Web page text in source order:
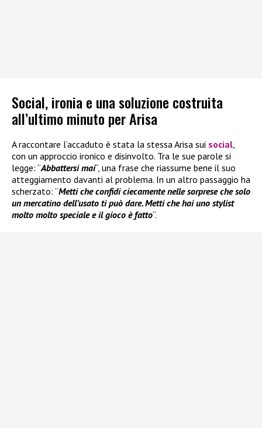
Social, ironia e una soluzione costruita
all’ultimo minuto per Arisa
A raccontare l’accaduto è stata la stessa Arisa sui social,
con un approccio ironico e disinvolto. Tra le sue parole si
legge: “Abbattersi mai“, una frase che riassume bene il suo
atteggiamento davanti al problema. In un altro passaggio ha
scherzato: “Metti che confidi ciecamente nelle sorprese che solo
un mercatino dell’usato ti può dare. Metti che hai uno stylist
molto molto speciale e il gioco è fatto“.